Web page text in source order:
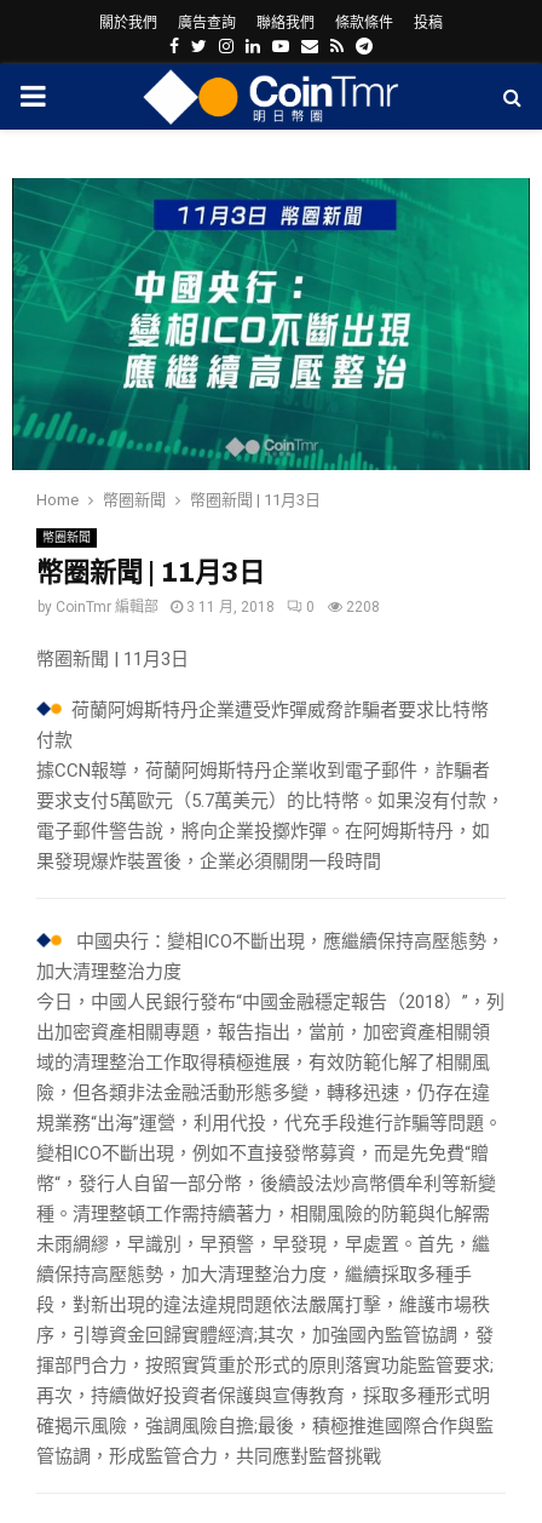
關於我們 廣告查詢 聯絡我們 條款條件 投稿
Facebook
Twitter
Instagram
LinkedinYoutube
Email
RssTelegram
PRIMARY
Home 幣圈新聞 幣圈新聞 | 11月3日
幣圈新聞
幣圈新聞 | 11月3日
by CoinTmr 編輯部 3 11 月, 2018 0 2208
幣圈新聞 | 11月3日
荷蘭阿姆斯特丹企業遭受炸彈威脅詐騙者要求比特幣
付款
據CCN報導，荷蘭阿姆斯特丹企業收到電子郵件，詐騙者
要求支付5萬歐元（5.7萬美元）的比特幣。如果沒有付款，
電子郵件警告說，將向企業投擲炸彈。在阿姆斯特丹，如
果發現爆炸裝置後，企業必須關閉一段時間
中國央行：變相ICO不斷出現，應繼續保持高壓態勢，
加大清理整治力度
今日，中國人民銀行發布“中國金融穩定報告（2018）”，列
出加密資產相關專題，報告指出，當前，加密資產相關領
域的清理整治工作取得積極進展，有效防範化解了相關風
險，但各類非法金融活動形態多變，轉移迅速，仍存在違
規業務“出海”運營，利用代投，代充手段進行詐騙等問題。
變相ICO不斷出現，例如不直接發幣募資，而是先免費“贈
幣“，發行人自留一部分幣，後續設法炒高幣價牟利等新變
種。清理整頓工作需持續著力，相關風險的防範與化解需
未雨綢繆，早識別，早預警，早發現，早處置。首先，繼
續保持高壓態勢，加大清理整治力度，繼續採取多種手
段，對新出現的違法違規問題依法嚴厲打擊，維護市場秩
序，引導資金回歸實體經濟;其次，加強國內監管協調，發
揮部門合力，按照實質重於形式的原則落實功能監管要求;
再次，持續做好投資者保護與宣傳教育，採取多種形式明
確揭示風險，強調風險自擔;最後，積極推進國際合作與監
管協調，形成監管合力，共同應對監督挑戰